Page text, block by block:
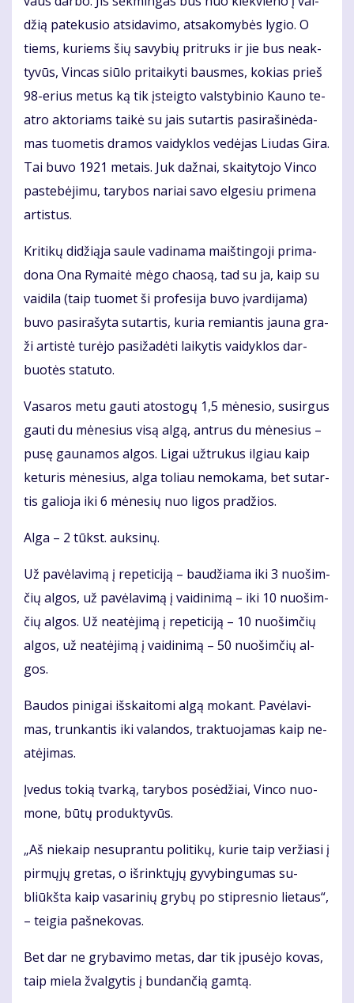
džią pa­te­ku­sio at­si­da­vi­mo, at­sa­ko­my­bės ly­gio. O
tiems, ku­riems šių sa­vy­bių pri­truks ir jie bus ne­ak­
ty­vūs, Vin­cas siū­lo pri­tai­ky­ti baus­mes, ko­kias prieš
98-erius me­tus ką tik įsteig­to vals­ty­bi­nio Kau­no te­
at­ro ak­to­riams tai­kė su jais su­tar­tis pa­si­ra­ši­nė­da­
mas tuo­me­tis dra­mos vai­dyk­los ve­dė­jas Liu­das Gi­ra.
Tai bu­vo 1921 me­tais. Juk daž­nai, skai­ty­to­jo Vin­co
pa­ste­bė­ji­mu, ta­ry­bos na­riai sa­vo el­ge­siu pri­me­na
artistus.
Kri­ti­kų di­dži­ą­ja sau­le va­di­na­ma maiš­tin­go­ji pri­ma­
do­na Ona Ry­mai­tė mė­go cha­o­są, tad su ja, kaip su
vai­di­la (taip tuo­met ši pro­fe­si­ja bu­vo įvar­di­ja­ma)
bu­vo pa­si­ra­šy­ta su­tar­tis, ku­ria re­mian­tis jau­na gra­
ži ar­tis­tė tu­rė­jo pa­si­ža­dė­ti lai­ky­tis vai­dyk­los dar­
buo­tės sta­tu­to.
Va­sa­ros me­tu gau­ti atos­to­gų 1,5 mė­ne­sio, su­sir­gus
gau­ti du mė­ne­sius vi­są al­gą, ant­rus du mė­ne­sius –
pu­sę gau­na­mos al­gos. Li­gai už­tru­kus il­giau kaip
ke­tu­ris mė­ne­sius, al­ga to­liau ne­mo­ka­ma, bet su­tar­
tis ga­lio­ja iki 6 mė­ne­sių nuo li­gos pra­džios.
Al­ga – 2 tūkst. auk­si­nų.
Už pa­vė­la­vi­mą į re­pe­ti­ci­ją – bau­džia­ma iki 3 nuo­šim­
čių al­gos, už pa­vė­la­vi­mą į vai­di­ni­mą – iki 10 nuo­šim­
čių al­gos. Už ne­at­ėji­mą į re­pe­ti­ci­ją – 10 nuo­šim­čių
al­gos, už ne­at­ėji­mą į vai­di­ni­mą – 50 nuo­šim­čių al­
gos.
Bau­dos pi­ni­gai iš­skai­to­mi al­gą mo­kant. Pa­vė­la­vi­
mas, trun­kan­tis iki va­lan­dos, trak­tuo­ja­mas kaip ne­
at­ėji­mas.
Įve­dus to­kią tvar­ką, ta­ry­bos po­sė­džiai, Vin­co nuo­
mo­ne, bū­tų pro­duk­ty­vūs.
„Aš nie­kaip ne­su­pran­tu po­li­ti­kų, ku­rie taip ver­žia­si į
pir­mų­jų gre­tas, o iš­rink­tų­jų gy­vy­bin­gu­mas su­
bliūkš­ta kaip va­sa­ri­nių gry­bų po stip­res­nio lie­taus“,
– tei­gia pa­šne­ko­vas.
Bet dar ne gry­ba­vi­mo me­tas, dar tik įpu­sė­jo ko­vas,
taip mie­la žval­gy­tis į bun­dan­čią gam­tą.